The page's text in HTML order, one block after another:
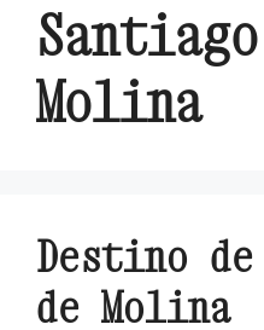
Molina
Destino
de Molina